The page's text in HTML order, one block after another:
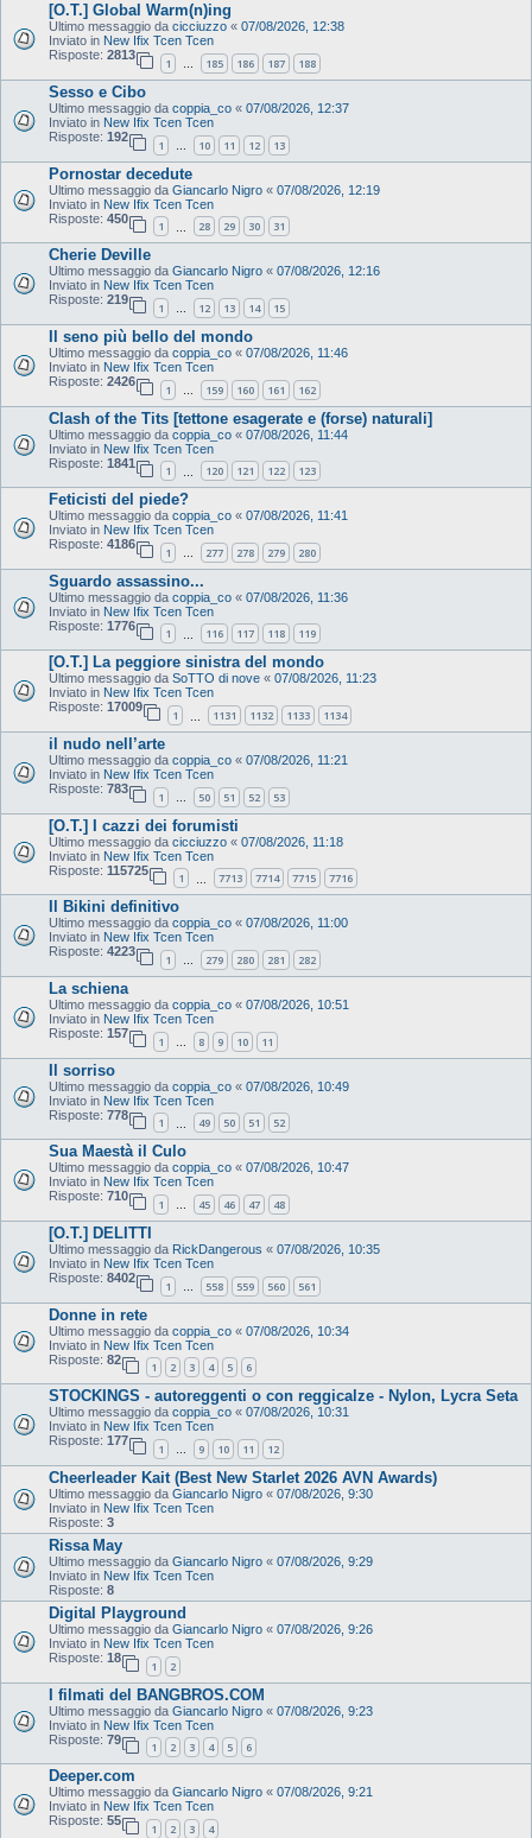
[O.T.] Global Warm(n)ing
Ultimo messaggio da cicciuzzo « 07/08/2026, 12:38
Inviato in New Ifix Tcen Tcen
Risposte: 2813
1 … 185 186 187 188
Sesso e Cibo
Ultimo messaggio da coppia_co « 07/08/2026, 12:37
Inviato in New Ifix Tcen Tcen
Risposte: 192
1 … 10 11 12 13
Pornostar decedute
Ultimo messaggio da Giancarlo Nigro « 07/08/2026, 12:19
Inviato in New Ifix Tcen Tcen
Risposte: 450
1 28 29 30 31
Cherie Deville
Ultimo messaggio da Giancarlo Nigro « 07/08/2026, 12:16
Inviato in New Ifix Tcen Tcen
Risposte: 219
1 … 12 13 14 15
Il seno più bello del mondo
Ultimo messaggio da coppia_co « 07/08/2026, 11:46
Inviato in New Ifix Tcen Tcen
Risposte: 2426
1 … 159 160 161 162
Clash of the Tits [tettone esagerate e (forse) naturali]
Ultimo messaggio da coppia_co « 07/08/2026, 11:44
Inviato in New Ifix Tcen Tcen
Risposte: 1841
1 120 121 122 123
Feticisti del piede?
Ultimo messaggio da coppia_co « 07/08/2026, 11:41
Inviato in New Ifix Tcen Tcen
Risposte: 4186
1 … 277 278 279 280
Sguardo assassino...
Ultimo messaggio da coppia_co « 07/08/2026, 11:36
Inviato in New Ifix Tcen Tcen
Risposte: 1776
1 116 117 118 119
[O.T.] La peggiore sinistra del mondo
Ultimo messaggio da SoTTO di nove « 07/08/2026, 11:23
Inviato in New Ifix Tcen Tcen
Risposte: 17009
1 1131 1132 1133 1134
il nudo nell’arte
Ultimo messaggio da coppia_co « 07/08/2026, 11:21
Inviato in New Ifix Tcen Tcen
Risposte: 783
1 … 50 51 52 53
[O.T.] I cazzi dei forumisti
Ultimo messaggio da cicciuzzo « 07/08/2026, 11:18
Inviato in New Ifix Tcen Tcen
Risposte: 115725
1 7713 7714 7715 7716
Il Bikini definitivo
Ultimo messaggio da coppia_co « 07/08/2026, 11:00
Inviato in New Ifix Tcen Tcen
Risposte: 4223
1 … 279 280 281 282
La schiena
Ultimo messaggio da coppia_co « 07/08/2026, 10:51
Inviato in New Ifix Tcen Tcen
Risposte: 157
1 … 8 9 10 11
Il sorriso
Ultimo messaggio da coppia_co « 07/08/2026, 10:49
Inviato in New Ifix Tcen Tcen
Risposte: 778
1 49 50 51 52
Sua Maestà il Culo
Ultimo messaggio da coppia_co « 07/08/2026, 10:47
Inviato in New Ifix Tcen Tcen
Risposte: 710
1 … 45 46 47 48
[O.T.] DELITTI
Ultimo messaggio da RickDangerous « 07/08/2026, 10:35
Inviato in New Ifix Tcen Tcen
Risposte: 8402
1 … 558 559 560 561
Donne in rete
Ultimo messaggio da coppia_co « 07/08/2026, 10:34
Inviato in New Ifix Tcen Tcen
Risposte: 82
1 2 3 4 5 6
STOCKINGS - autoreggenti o con reggicalze - Nylon, Lycra Seta
Ultimo messaggio da coppia_co « 07/08/2026, 10:31
Inviato in New Ifix Tcen Tcen
Risposte: 177
1 … 9 10 11 12
Cheerleader Kait (Best New Starlet 2026 AVN Awards)
Ultimo messaggio da Giancarlo Nigro « 07/08/2026, 9:30
Inviato in New Ifix Tcen Tcen
Risposte: 3
Rissa May
Ultimo messaggio da Giancarlo Nigro « 07/08/2026, 9:29
Inviato in New Ifix Tcen Tcen
Risposte: 8
Digital Playground
Ultimo messaggio da Giancarlo Nigro « 07/08/2026, 9:26
Inviato in New Ifix Tcen Tcen
Risposte: 18
1 2
I filmati del BANGBROS.COM
Ultimo messaggio da Giancarlo Nigro « 07/08/2026, 9:23
Inviato in New Ifix Tcen Tcen
Risposte: 79
1 2 3 4 5 6
Deeper.com
Ultimo messaggio da Giancarlo Nigro « 07/08/2026, 9:21
Inviato in New Ifix Tcen Tcen
Risposte: 55
1 2 3 4